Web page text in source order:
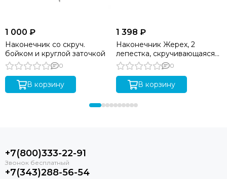
1 000 ₽
Наконечник со скруч.
бойком и круглой заточкой
0
В корзину
1 398 ₽
Наконечник Жерех, 2
лепестка, скручивающаяся
голова
0
В корзину
+7(800)333-22-91
+7(343)288-56-54